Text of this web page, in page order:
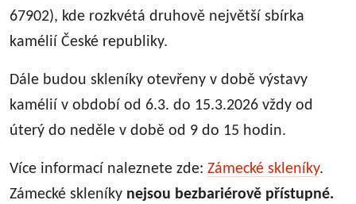
67902), kde rozkvétá druhově největší sbírka
kamélií České republiky.
Dále budou skleníky otevřeny v době výstavy
kamélií v období od 6.3. do 15.3.2026 vždy od
úterý do neděle v době od 9 do 15 hodin.
Více informací naleznete zde: Zámecké skleníky.
Zámecké skleníky nejsou bezbariérově přístupné.